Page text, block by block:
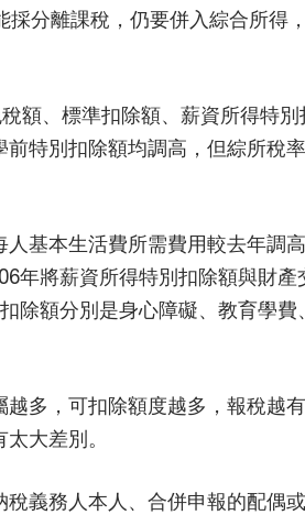
分離課稅，仍要併入綜合所得
額、標準扣除額、薪資所得特別
特別扣除額均調高，但綜所稅
基本生活費所需費用較去年調
年將薪資所得特別扣除額與財產
除額分別是身心障礙、教育學費
多，可扣除額度越多，報稅越
大差別。
義務人本人、合併申報的配偶